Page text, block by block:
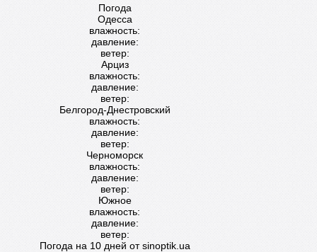
Погода
Одесса
влажность:
давление:
ветер:
Арциз
влажность:
давление:
ветер:
Белгород-Днестровский
влажность:
давление:
ветер:
Черноморск
влажность:
давление:
ветер:
Южное
влажность:
давление:
ветер:
Погода на 10 дней отsinoptik.ua